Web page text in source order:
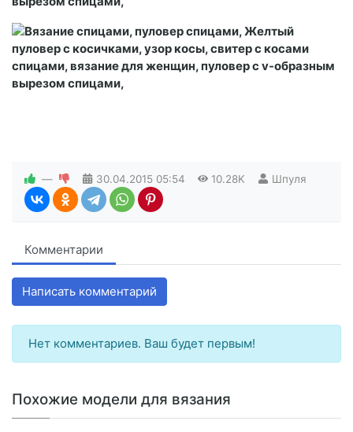
— 30.04.2015 05:54 10.28K Шпуля
Комментарии
Написать комментарий
Нет комментариев. Ваш будет первым!
Похожие модели для вязания